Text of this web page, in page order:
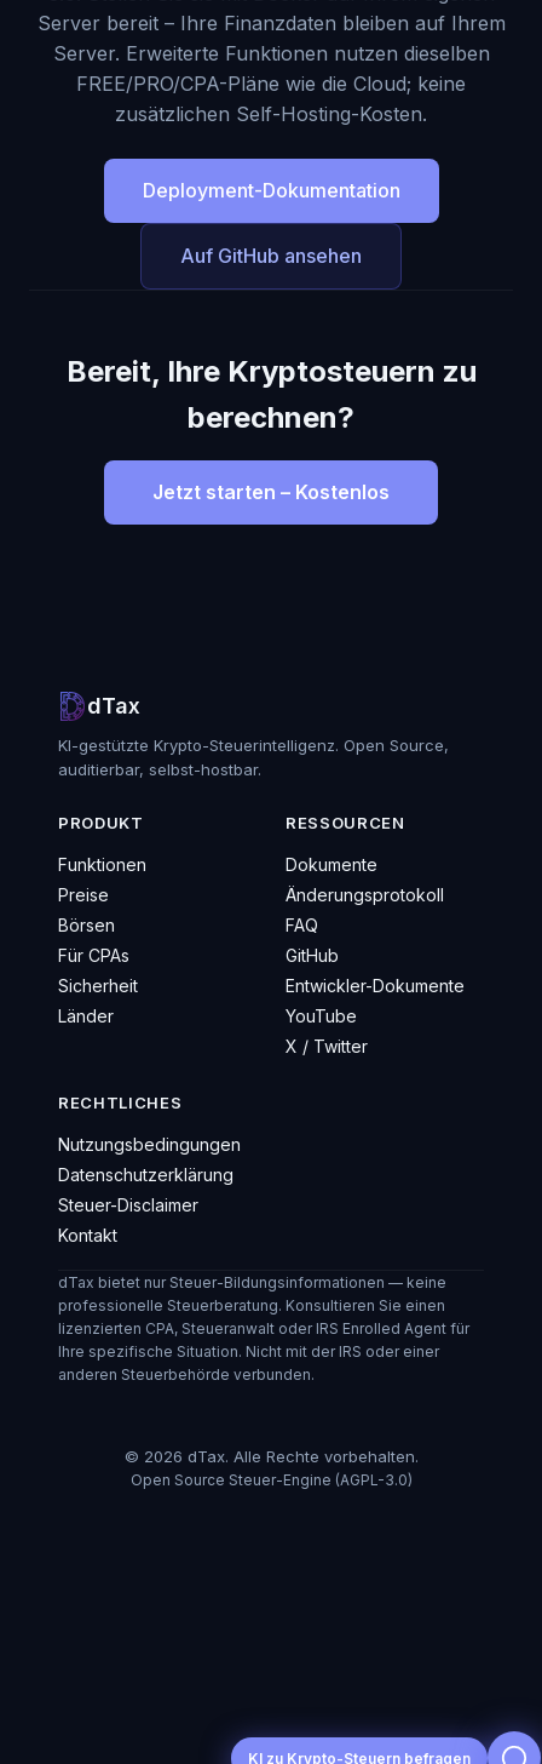
Server bereit – Ihre Finanzdaten bleiben auf Ihrem
Server. Erweiterte Funktionen nutzen dieselben
FREE/PRO/CPA-Pläne wie die Cloud; keine
zusätzlichen Self-Hosting-Kosten.
Deployment-Dokumentation
Auf GitHub ansehen
Bereit, Ihre Kryptosteuern zu
berechnen?
Jetzt starten – Kostenlos
dTax
KI-gestützte Krypto-Steuerintelligenz. Open Source,
auditierbar, selbst-hostbar.
PRODUKT
Funktionen
Preise
Börsen
Für CPAs
Sicherheit
Länder
RESSOURCEN
Dokumente
Änderungsprotokoll
FAQ
GitHub
Entwickler-Dokumente
YouTube
X / Twitter
RECHTLICHES
Nutzungsbedingungen
Datenschutzerklärung
Steuer-Disclaimer
Kontakt
dTax bietet nur Steuer-Bildungsinformationen — keine
professionelle Steuerberatung. Konsultieren Sie einen
lizenzierten CPA, Steueranwalt oder IRS Enrolled Agent für
Ihre spezifische Situation. Nicht mit der IRS oder einer
anderen Steuerbehörde verbunden.
© 2026 dTax. Alle Rechte vorbehalten.
Open Source Steuer-Engine (AGPL-3.0)
KI zu Krypto-Steuern befragen